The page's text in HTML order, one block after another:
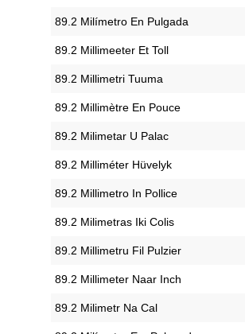
‎89.2 Milímetro En Pulgada
‎89.2 Millimeeter Et Toll
‎89.2 Millimetri Tuuma
‎89.2 Millimètre En Pouce
‎89.2 Milimetar U Palac
‎89.2 Milliméter Hüvelyk
‎89.2 Millimetro In Pollice
‎89.2 Milimetras Iki Colis
‎89.2 Millimetru Fil Pulzier
‎89.2 Millimeter Naar Inch
‎89.2 Milimetr Na Cal